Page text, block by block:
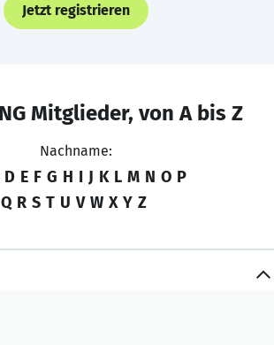
Jetzt registrieren
Mitglieder, von A bis Z
Nachname:
D E F G H I J K L M N O P
Q R S T U V W X Y Z